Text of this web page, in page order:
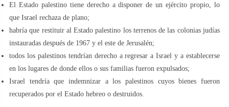
El Estado palestino tiene derecho a disponer de un ejército propio, lo
que Israel rechaza de plano;
habría que restituir al Estado palestino los terrenos de las colonias judías
instauradas después de 1967 y el este de Jerusalén;
todos los palestinos tendrían derecho a regresar a Israel y a establecerse
en los lugares de donde ellos o sus familias fueron expulsados;
Israel tendría que indemnizar a los palestinos cuyos bienes fueron
recuperados por el Estado hebreo o destruidos.